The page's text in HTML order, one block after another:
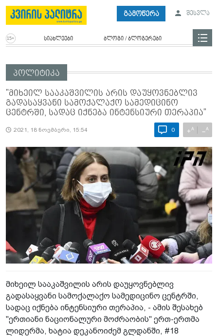
გამოწერა შესვლა
სიახლეები ბლოგი / ბლოგერები
პოლიტიკა
"მიხეილ სააკაშვილის არის დაუყოვნებლივ
გადასაყვანი სამოქალაქო სამედიცინო
ცენტრში, სადაც იქნება ინტენსიური თერაპია"
2021, 18 ნოემბერი, 15:54 0 +A −A
მიხეილ სააკაშვილის არის დაუყოვნებლივ
გადასაყვანი სამოქალაქო სამედიცინო ცენტრში,
სადაც იქნება ინტენსიური თერაპია, - ამის შესახებ
"ერთიანი ნაციონალური მოძრაობის" ერთ-ერთმა
ლიდერმა, ხატია დეკანოიძემ გლდანში, #18